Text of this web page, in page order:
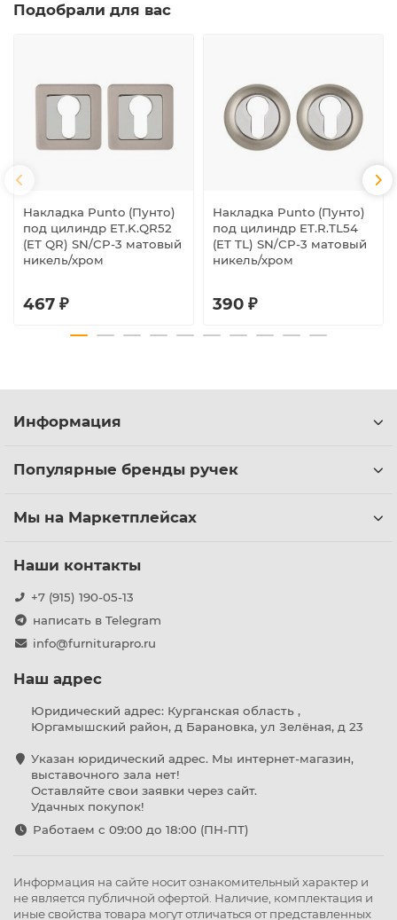
Подобрали для вас
Накладка Punto (Пунто)
под цилиндр ET.K.QR52
(ET QR) SN/CP-3 матовый
никель/хром
467 ₽
Накладка Punto (Пунто)
под цилиндр ET.R.TL54
(ET TL) SN/CP-3 матовый
никель/хром
390 ₽
Информация
Популярные бренды ручек
Мы на Маркетплейсах
Наши контакты
+7 (915) 190-05-13
написать в Telegram
info@furniturapro.ru
Наш адрес
Юридический адрес: Курганская область ,
Юргамышский район, д Барановка, ул Зелёная, д 23
Указан юридический адрес. Мы интернет-магазин,
выставочного зала нет!
Оставляйте свои заявки через сайт.
Удачных покупок!
Работаем с 09:00 до 18:00 (ПН-ПТ)
Информация на сайте носит ознакомительный характер и
не является публичной офертой. Наличие, комплектация и
иные свойства товара могут отличаться от представленных